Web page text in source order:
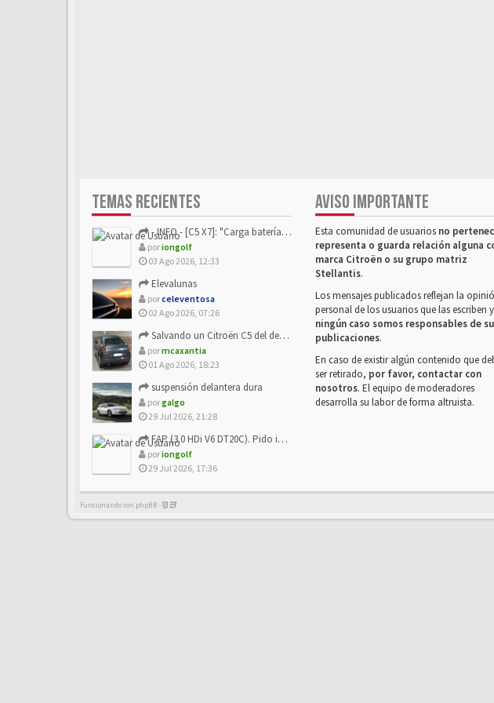
TEMAS RECIENTES
- INFO - [C5 X7]: "Carga batería o alimentación eléctri...
poriongolf
03 Ago 2026, 12:33
Elevalunas
porceleventosa
02 Ago 2026, 07:26
Salvando un Citroën C5 del desguace: Presentación y seguimiento
pormcaxantia
01 Ago 2026, 18:23
suspensión delantera dura
porgalgo
29 Jul 2026, 21:28
FAP (3.0 HDi V6 DT20C). Pido info sobre su sustitución
poriongolf
29 Jul 2026, 17:36
AVISO IMPORTANTE
Esta comunidad de usuarios no
representa o guarda relación alguna
marca Citroën o su grupo matriz
Stellantis.
Los mensajes publicados reflejan la
personal de los usuarios que las escriben y
ningún caso somos responsables de
publicaciones.
En caso de existir algún contenido que
ser retirado, por favor, contactar con
nosotros. El equipo de moderadores
desarrolla su labor de forma altruista.
Funcionando con phpBB -